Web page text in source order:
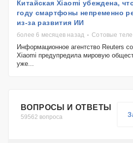
Китайская Xiaomi убеждена,
году смартфоны непременно
из-за развития ИИ
более 6 месяцев назад Сотовые
Информационное агентство Reuters
Xiaomi предупредила мировую
уже...
ВОПРОСЫ И ОТВЕТЫ
59562 вопроса